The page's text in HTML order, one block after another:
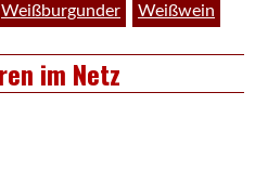
Weißburgunder Weißwein
im Netz